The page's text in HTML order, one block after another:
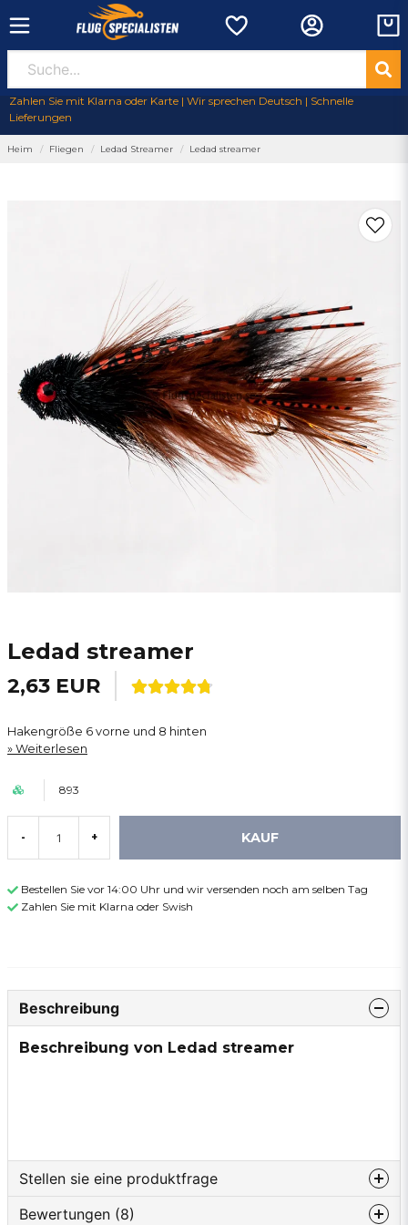
Zahlen Sie mit Klarna oder Karte | Wir sprechen Deutsch | Schnelle
Lieferungen
Heim Fliegen Ledad Streamer Ledad streamer
Ledad streamer
2,63 EUR
Hakengröße 6 vorne und 8 hinten
Weiterlesen
893
- + KAUF
Bestellen Sie vor 14:00 Uhr und wir versenden noch am selben Tag
Zahlen Sie mit Klarna oder Swish
Beschreibung
Beschreibung von Ledad streamer
Stellen sie eine produktfrage
question
Bewertungen (8)